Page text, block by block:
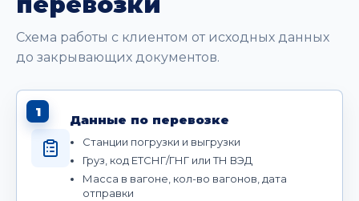
Схема работы с клиентом от исходных данных
до закрывающих документов.
1
Данные по перевозке
Станции погрузки и выгрузки
Груз, код ЕТСНГ/ГНГ или ТН ВЭД
Масса в вагоне, кол-во вагонов, дата
отправки